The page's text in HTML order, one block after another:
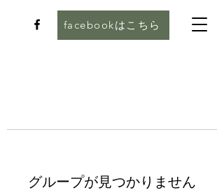
facebookはこちら
グループが見つかりません